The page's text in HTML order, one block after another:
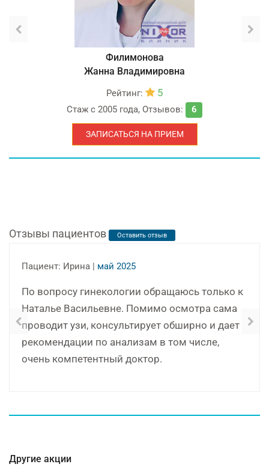
Филимонова
Жанна Владимировна
Рейтинг: 5
Стаж с2005 года, Отзывов: 6
ЗАПИСАТЬСЯ НА ПРИЕМ
Отзывы пациентов Оставить отзыв
Пациент: Ирина | май 2025
По вопросу гинекологии обращаюсь только к
Наталье Васильевне. Помимо осмотра сама
проводит узи, консультирует обширно и дает
рекомендации по анализам в том числе,
очень компетентный доктор.
Другие акции